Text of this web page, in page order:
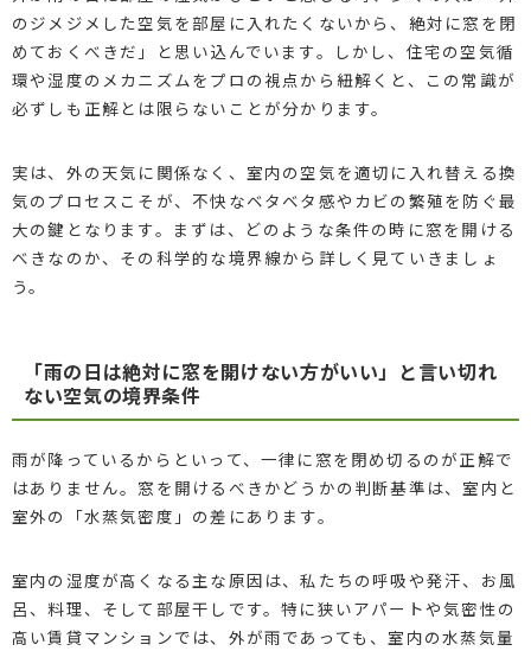
のジメジメした空気を部屋に入れたくないから、絶対に窓を閉
めておくべきだ」と思い込んでいます。しかし、住宅の空気循
環や湿度のメカニズムをプロの視点から紐解くと、この常識が
必ずしも正解とは限らないことが分かります。
実は、外の天気に関係なく、室内の空気を適切に入れ替える換
気のプロセスこそが、不快なベタベタ感やカビの繁殖を防ぐ最
大の鍵となります。まずは、どのような条件の時に窓を開ける
べきなのか、その科学的な境界線から詳しく見ていきましょ
う。
「雨の日は絶対に窓を開けない方がいい」と言い切れ
ない空気の境界条件
雨が降っているからといって、一律に窓を閉め切るのが正解で
はありません。窓を開けるべきかどうかの判断基準は、室内と
室外の「水蒸気密度」の差にあります。
室内の湿度が高くなる主な原因は、私たちの呼吸や発汗、お風
呂、料理、そして部屋干しです。特に狭いアパートや気密性の
高い賃貸マンションでは、外が雨であっても、室内の水蒸気量